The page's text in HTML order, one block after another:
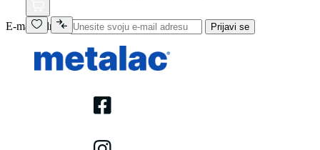
E-mail adresa Prijavi se